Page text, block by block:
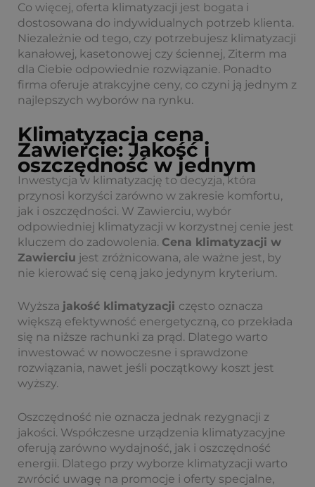
Co więcej, oferta klimatyzacji jest bogata i
dostosowana do indywidualnych potrzeb klienta.
Niezależnie od tego, czy potrzebujesz klimatyzacji
kanałowej, kasetonowej czy ściennej, Ziterm ma
dla Ciebie odpowiednie rozwiązanie. Ponadto
firma oferuje atrakcyjne ceny, co czyni ją jednym z
najlepszych wyborów na rynku.
Klimatyzacja cena
Zawiercie: Jakość i
oszczędność w jednym
Inwestycja w klimatyzację to decyzja, która
przynosi korzyści zarówno w zakresie komfortu,
jak i oszczędności. W Zawierciu, wybór
odpowiedniej klimatyzacji w korzystnej cenie jest
kluczem do zadowolenia. Cena klimatyzacji w
Zawierciu jest zróżnicowana, ale ważne jest, by
nie kierować się ceną jako jedynym kryterium.
Wyższa jakość klimatyzacji często oznacza
większą efektywność energetyczną, co przekłada
się na niższe rachunki za prąd. Dlatego warto
inwestować w nowoczesne i sprawdzone
rozwiązania, nawet jeśli początkowy koszt jest
wyższy.
Oszczędność nie oznacza jednak rezygnacji z
jakości. Współczesne urządzenia klimatyzacyjne
oferują zarówno wydajność, jak i oszczędność
energii. Dlatego przy wyborze klimatyzacji warto
zwrócić uwagę na promocje i oferty specjalne,